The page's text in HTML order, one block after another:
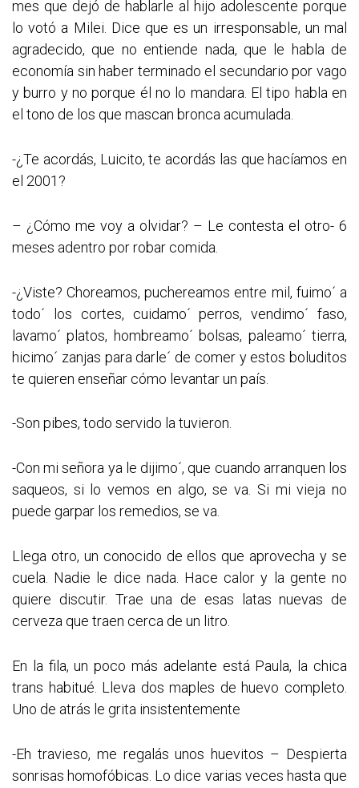
mes que dejó de hablarle al hijo adolescente porque
lo votó a Milei. Dice que es un irresponsable, un mal
agradecido, que no entiende nada, que le habla de
economía sin haber terminado el secundario por vago
y burro y no porque él no lo mandara. El tipo habla en
el tono de los que mascan bronca acumulada.
-¿Te acordás, Luicito, te acordás las que hacíamos en
el 2001?
– ¿Cómo me voy a olvidar? – Le contesta el otro- 6
meses adentro por robar comida.
-¿Viste? Choreamos, puchereamos entre mil, fuimo´ a
todo´ los cortes, cuidamo´ perros, vendimo´ faso,
lavamo´ platos, hombreamo´ bolsas, paleamo´ tierra,
hicimo´ zanjas para darle´ de comer y estos boluditos
te quieren enseñar cómo levantar un país.
-Son pibes, todo servido la tuvieron.
-Con mi señora ya le dijimo´, que cuando arranquen los
saqueos, si lo vemos en algo, se va. Si mi vieja no
puede garpar los remedios, se va.
Llega otro, un conocido de ellos que aprovecha y se
cuela. Nadie le dice nada. Hace calor y la gente no
quiere discutir. Trae una de esas latas nuevas de
cerveza que traen cerca de un litro.
En la fila, un poco más adelante está Paula, la chica
trans habitué. Lleva dos maples de huevo completo.
Uno de atrás le grita insistentemente
-Eh travieso, me regalás unos huevitos – Despierta
sonrisas homofóbicas. Lo dice varias veces hasta que